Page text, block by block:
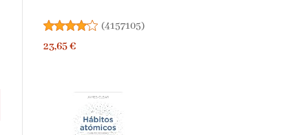
(4157105)
23,65 €